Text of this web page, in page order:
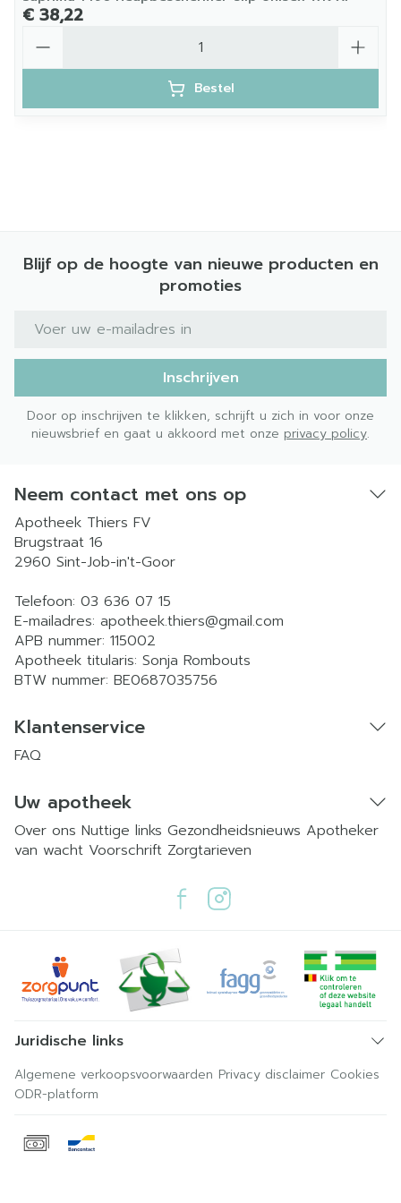
€ 38,22
Bestel
Blijf op de hoogte van nieuwe producten en
promoties
E-mail adres
Inschrijven
Door op inschrijven te klikken, schrijft u zich in voor onze
nieuwsbrief en gaat u akkoord met onze privacy policy.
Neem contact met ons op
Apotheek Thiers FV
Brugstraat 16
2960 Sint-Job-in't-Goor
Telefoon: 03 636 07 15
E-mailadres: apotheek.thiers@gmail.com
APB nummer: 115002
Apotheek titularis: Sonja Rombouts
BTW nummer: BE0687035756
Klantenservice
FAQ
Uw apotheek
Over ons Nuttige links Gezondheidsnieuws Apotheker
van wacht Voorschrift Zorgtarieven
Juridische links
Algemene verkoopsvoorwaarden Privacy disclaimer Cookies
ODR-platform